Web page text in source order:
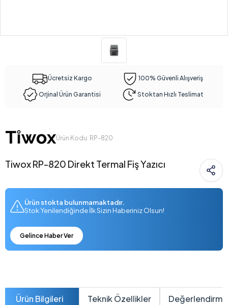
Ücretsiz Kargo 100% Güvenli Alışveriş
Orjinal Ürün Garantisi Stoktan Hızlı Teslimat
Ürün Kodu: RP-820
Tiwox RP-820 Direkt Termal Fiş Yazıcı
Ürün stokta bulunmamaktadır.
Stok Yenilendiğinde İlk Sizin Haberiniz Olsun!
Gelince Haber Ver
Ürün Bilgileri Teknik Özellikler